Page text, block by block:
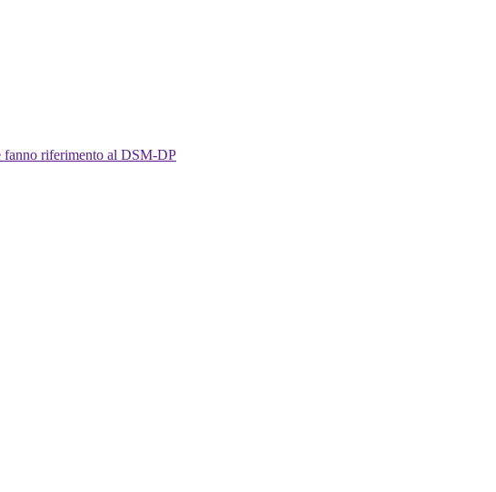
fanno riferimento al DSM-DP